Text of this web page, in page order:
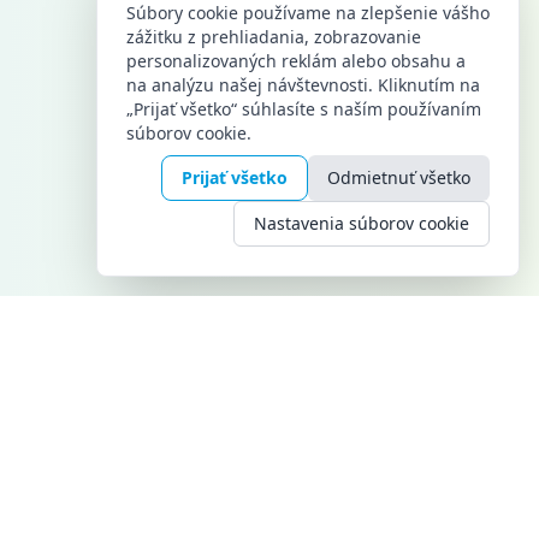
Súbory cookie používame na zlepšenie vášho
zážitku z prehliadania, zobrazovanie
personalizovaných reklám alebo obsahu a
na analýzu našej návštevnosti. Kliknutím na
„Prijať všetko“ súhlasíte s naším používaním
súborov cookie.
Prijať všetko
Odmietnuť všetko
Nastavenia súborov cookie